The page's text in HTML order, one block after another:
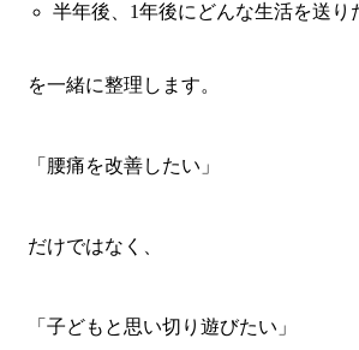
半年後、1年後にどんな生活を送り
を一緒に整理します。
「腰痛を改善したい」
だけではなく、
「子どもと思い切り遊びたい」